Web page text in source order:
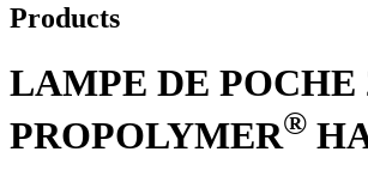
Products
LAMPE DE POCHE
PROPOLYMER®